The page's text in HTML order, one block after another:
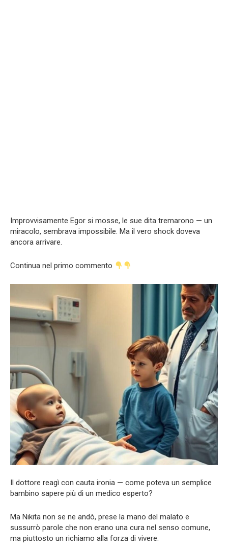
Improvvisamente Egor si mosse, le sue dita tremarono — un
miracolo, sembrava impossibile. Ma il vero shock doveva
ancora arrivare.
Continua nel primo commento
Il dottore reagì con cauta ironia — come poteva un semplice
bambino sapere più di un medico esperto?
Ma Nikita non se ne andò, prese la mano del malato e
sussurrò parole che non erano una cura nel senso comune,
ma piuttosto un richiamo alla forza di vivere.